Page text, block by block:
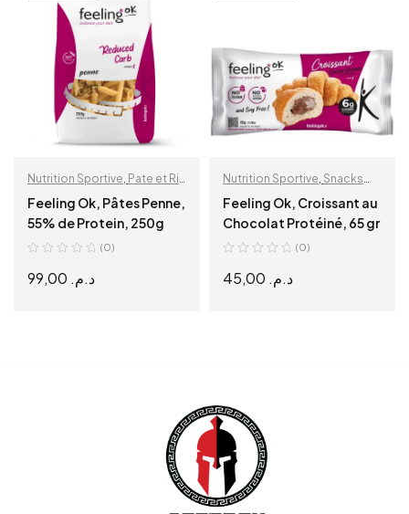
Nutrition Sportive Pate et Riz
Protéiné
Feeling Ok, Pâtes Penne,
55% de Protein, 250g
(0)
د.م.
Nutrition Sportive Snacks
protéinés
Feeling Ok, Croissant au
Chocolat Protéiné, 65 gr
(0)
د.م.